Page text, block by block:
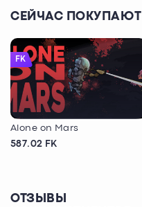
СЕЙЧАС ПОКУПАЮТ
FK
Alone on Mars
587.02 FK
ОТЗЫВЫ